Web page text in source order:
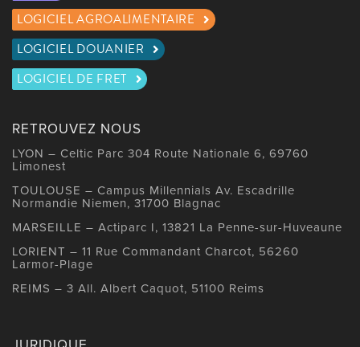
LOGICIEL AGROALIMENTAIRE
LOGICIEL DOUANIER
LOGICIEL DE FRET
RETROUVEZ NOUS
LYON – Celtic Parc 304 Route Nationale 6, 69760
Limonest
TOULOUSE – Campus Millennials Av. Escadrille
Normandie Niemen, 31700 Blagnac
MARSEILLE – Actiparc I, 13821 La Penne-sur-Huveaune
LORIENT – 11 Rue Commandant Charcot, 56260
Larmor-Plage
REIMS – 3 All. Albert Caquot, 51100 Reims